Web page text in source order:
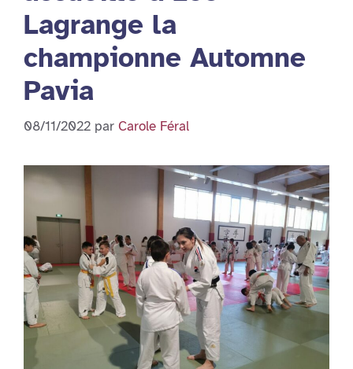
Lagrange la
championne Automne
Pavia
08/11/2022 par Carole Féral